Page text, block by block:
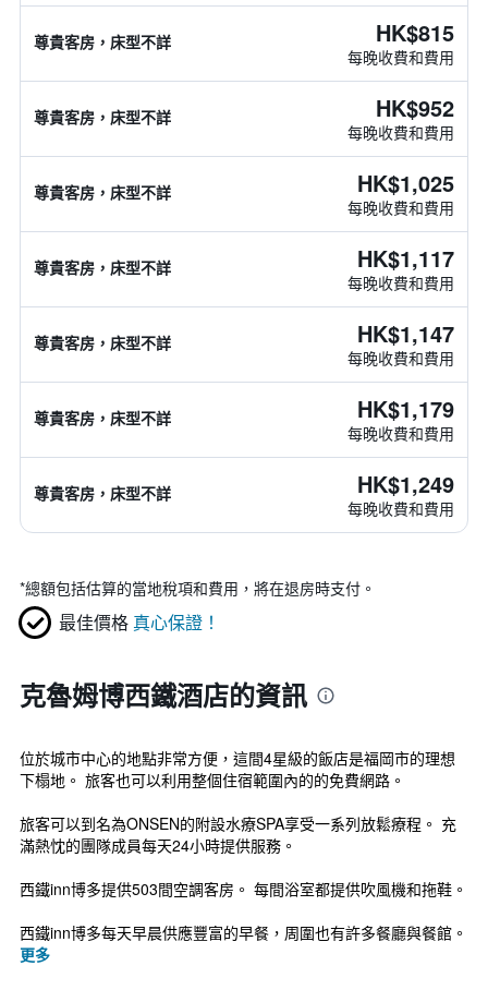
尊貴客房，床型不詳 HK$815
每晚收費和費用
尊貴客房，床型不詳 HK$952
每晚收費和費用
尊貴客房，床型不詳 HK$1,025
每晚收費和費用
尊貴客房，床型不詳 HK$1,117
每晚收費和費用
尊貴客房，床型不詳 HK$1,147
每晚收費和費用
尊貴客房，床型不詳 HK$1,179
每晚收費和費用
尊貴客房，床型不詳 HK$1,249
每晚收費和費用
*總額包括估算的當地稅項和費用，將在退房時支付。
最佳價格 真心保證！
克魯姆博西鐵酒店的資訊
位於城市中心的地點非常方便，這間4星級的飯店是福岡市的理想
下榻地。 旅客也可以利用整個住宿範圍內的的免費網路。
旅客可以到名為ONSEN的附設水療SPA享受一系列放鬆療程。 充
滿熱忱的團隊成員每天24小時提供服務。
西鐵inn博多提供503間空調客房。 每間浴室都提供吹風機和拖鞋。
西鐵inn博多每天早晨供應豐富的早餐，周圍也有許多餐廳與餐館。
更多